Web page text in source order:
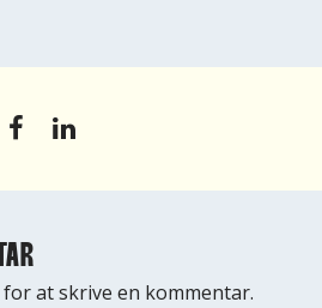
for at skrive en kommentar.